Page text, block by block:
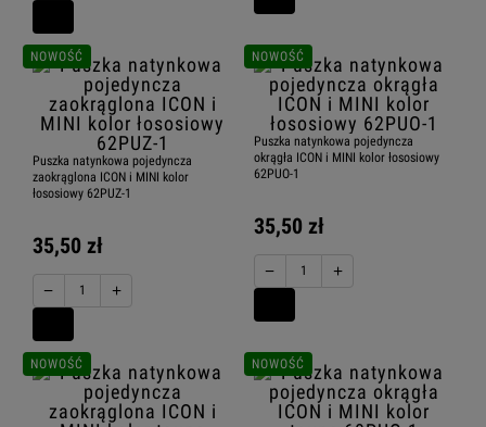
Puszka natynkowa pojedyncza
zaokrąglona ICON i MINI kolor
łososiowy 62PUZ-1
35,50 zł
− +
NOWOŚĆ
Puszka natynkowa pojedyncza
okrągła ICON i MINI kolor łososiowy
62PUO-1
35,50 zł
− +
NOWOŚĆ
NOWOŚĆ NOWOŚĆ